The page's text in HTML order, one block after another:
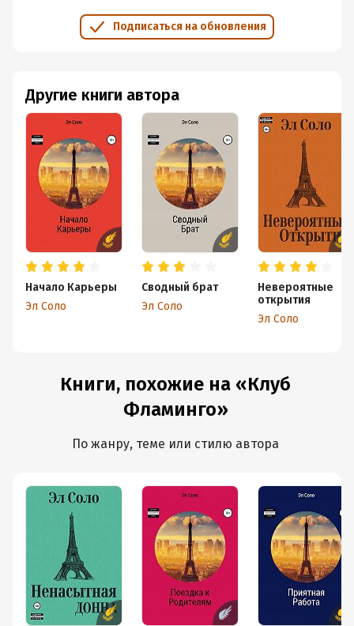
Подписаться на обновления
Другие книги автора
Начало Карьеры
Эл Соло
Сводный брат
Эл Соло
Невероятные
открытия
Эл Соло
Книги, похожие на «Клуб
Фламинго»
По жанру, теме или стилю автора